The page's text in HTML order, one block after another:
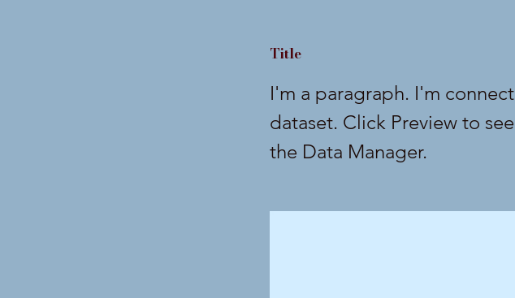
Title
I'm a paragraph. I'm
dataset. Click Preview to
the Data Manager.